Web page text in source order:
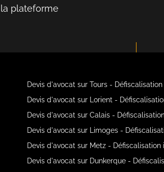
la plateforme
Devis d'avocat sur Tours -
Devis d'avocat sur Lorient -
Devis d'avocat sur Calais -
Devis d'avocat sur Limoges -
Devis d'avocat sur Metz - Défiscalisation
Devis d'avocat sur Dunkerque -